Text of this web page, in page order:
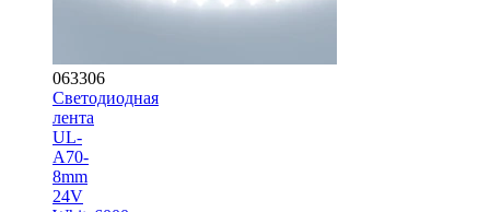
063306
Светодиодная
лента
UL-
A70-
8mm
24V